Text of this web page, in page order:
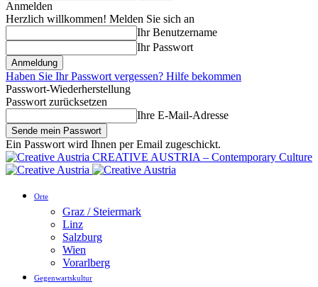
Anmelden
Herzlich willkommen! Melden Sie sich an
Ihr Benutzername
Ihr Passwort
Haben Sie Ihr Passwort vergessen? Hilfe bekommen
Passwort-Wiederherstellung
Passwort zurücksetzen
Ihre E-Mail-Adresse
Ein Passwort wird Ihnen per Email zugeschickt.
CREATIVE AUSTRIA – Contemporary Culture
Orte
Graz / Steiermark
Linz
Salzburg
Wien
Vorarlberg
Gegenwartskultur